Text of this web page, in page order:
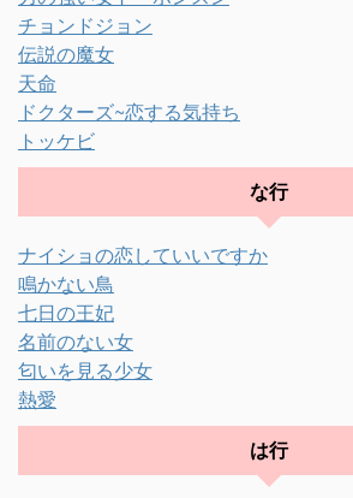
チョンドジョン
伝説の魔女
天命
ドクターズ~恋する気持ち
トッケビ
な行
ナイショの恋していいですか
鳴かない鳥
七日の王妃
名前のない女
匂いを見る少女
熱愛
は行